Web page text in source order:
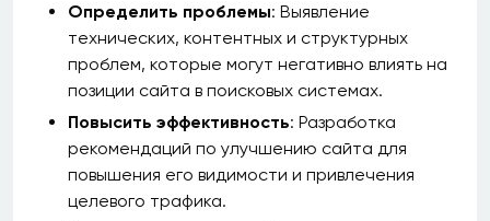
Определить проблемы: Выявление
технических, контентных и структурных
проблем, которые могут негативно влиять на
позиции сайта в поисковых системах.
Повысить эффективность: Разработка
рекомендаций по улучшению сайта для
повышения его видимости и привлечения
целевого трафика.